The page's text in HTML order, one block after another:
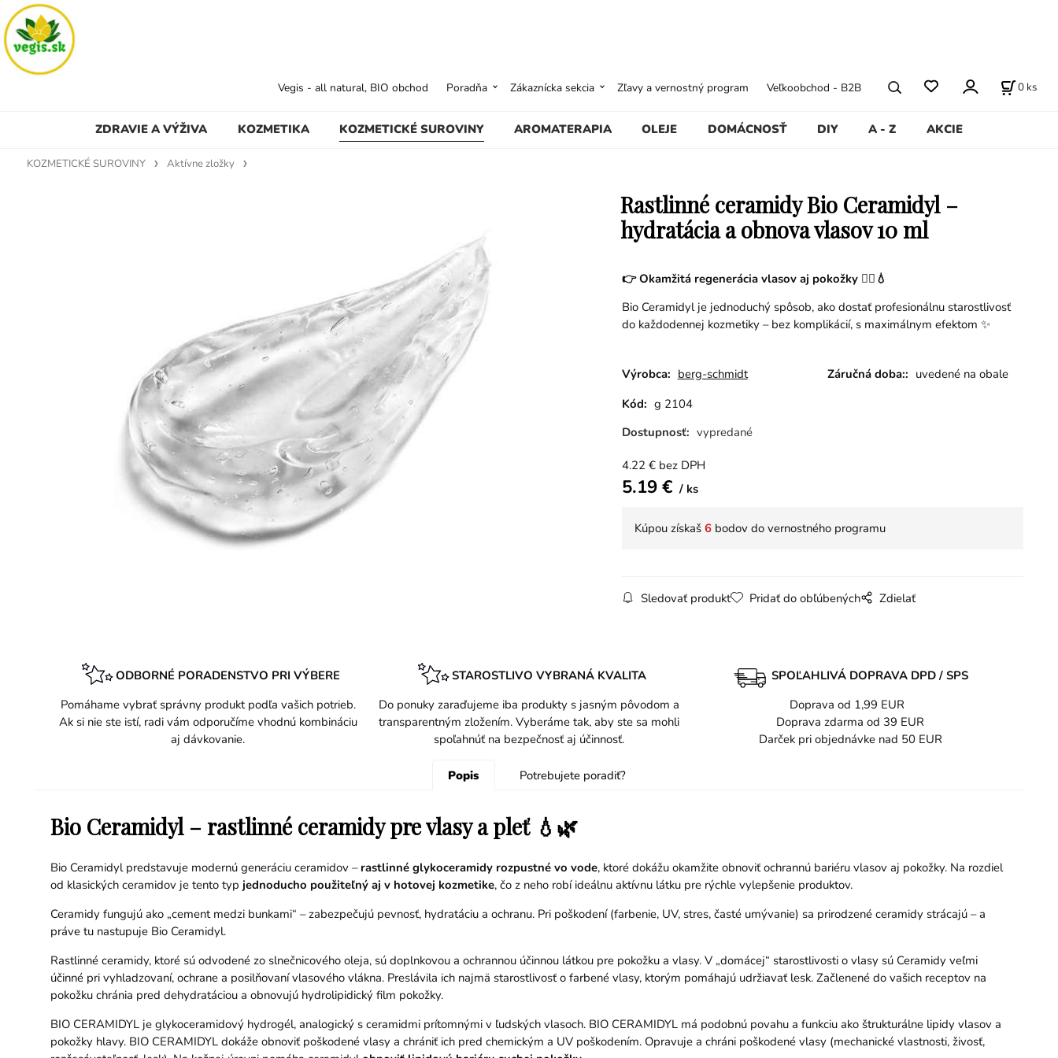
ZDRAVIE A VÝŽIVA KOZMETIKA KOZMETICKÉ SUROVINY AROMATERAPIA OLEJE DOMÁCNOSŤ DIY A - Z AKCIE
Vegis - all natural, BIO obchod Poradňa Zákaznícka sekcia Zľavy a vernostný program Veľkoobchod - B2B 0 ks
KOZMETICKÉ SUROVINY Aktívne zložky
Rastlinné ceramidy Bio Ceramidyl –
hydratácia a obnova vlasov 10 ml
👉 Okamžitá regenerácia vlasov aj pokožky 💇‍♀️💧
Bio Ceramidyl je jednoduchý spôsob, ako dostať profesionálnu starostlivosť
do každodennej kozmetiky – bez komplikácií, s maximálnym efektom ✨
Výrobca: berg-schmidt Záručná doba:: uvedené na obale
Kód: g 2104
Dostupnosť: vypredané
4.22 € bez DPH
5.19€ ks
Kúpou získaš 6bodov do vernostného programu
Sledovať produkt Pridať do obľúbených Zdielať
ODBORNÉ PORADENSTVO PRI VÝBERE
Pomáhame vybrať správny produkt podľa vašich potrieb.
Ak si nie ste istí, radi vám odporučíme vhodnú kombináciu
aj dávkovanie.
STAROSTLIVO VYBRANÁ KVALITA
Do ponuky zaraďujeme iba produkty s jasným pôvodom a
transparentným zložením. Vyberáme tak, aby ste sa mohli
spoľahnúť na bezpečnosť aj účinnosť.
SPOĽAHLIVÁ DOPRAVA DPD / SPS
Doprava od 1,99 EUR
Doprava zdarma od 39 EUR
Darček pri objednávke nad 50 EUR
Popis Potrebujete poradiť?
Bio Ceramidyl – rastlinné ceramidy pre vlasy a pleť 💧🌿
Bio Ceramidyl predstavuje modernú generáciu ceramidov – rastlinné glykoceramidy rozpustné vo vode, ktoré dokážu okamžite obnoviť ochrannú bariéru vlasov aj pokožky. Na rozdiel
od klasických ceramidov je tento typ jednoducho použiteľný aj v hotovej kozmetike, čo z neho robí ideálnu aktívnu látku pre rýchle vylepšenie produktov.
Ceramidy fungujú ako „cement medzi bunkami“ – zabezpečujú pevnosť, hydratáciu a ochranu. Pri poškodení (farbenie, UV, stres, časté umývanie) sa prirodzené ceramidy strácajú – a
práve tu nastupuje Bio Ceramidyl.
Rastlinné ceramidy, ktoré sú odvodené zo slnečnicového oleja, sú doplnkovou a ochrannou účinnou látkou pre pokožku a vlasy. V „domácej“ starostlivosti o vlasy sú Ceramidy veľmi
účinné pri vyhladzovaní, ochrane a posilňovaní vlasového vlákna. Preslávila ich najmä starostlivosť o farbené vlasy, ktorým pomáhajú udržiavať lesk. Začlenené do vašich receptov na
pokožku chránia pred dehydratáciou a obnovujú hydrolipidický film pokožky.
BIO CERAMIDYL je glykoceramidový hydrogél, analogický s ceramidmi prítomnými v ľudských vlasoch. BIO CERAMIDYL má podobnú povahu a funkciu ako štrukturálne lipidy vlasov a
pokožky hlavy. BIO CERAMIDYL dokáže obnoviť poškodené vlasy a chrániť ich pred chemickým a UV poškodením. Opravuje a chráni poškodené vlasy (mechanické vlastnosti, živosť,